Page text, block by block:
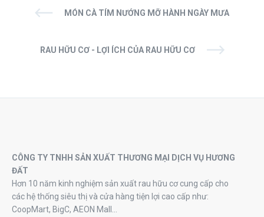
MÓN CÀ TÍM NƯỚNG MỠ HÀNH NGÀY MƯA
RAU HỮU CƠ - LỢI ÍCH CỦA RAU HỮU CƠ
CÔNG TY TNHH SẢN XUẤT THƯƠNG MẠI DỊCH VỤ HƯƠNG
ĐẤT
Hơn 10 năm kinh nghiệm sản xuất rau hữu cơ cung cấp cho
các hệ thống siêu thị và cửa hàng tiện lợi cao cấp như:
CoopMart, BigC, AEON Mall…